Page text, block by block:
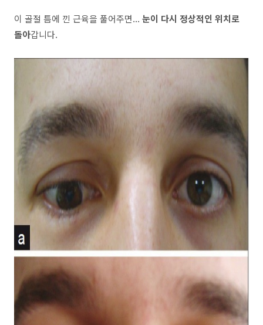
이 골절 틈에 낀 근육을 풀어주면... 눈이 다시 정상적인 위치로
돌아갑니다.